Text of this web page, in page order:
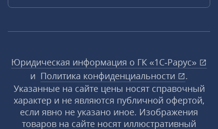
Юридическая информация о ГК «1С‑Рарус»
и Политика конфиденциальности
.
Указанные на сайте цены носят справочный
характер и не являются публичной офертой,
если явно не указано иное. Изображения
товаров на сайте носят иллюстративный